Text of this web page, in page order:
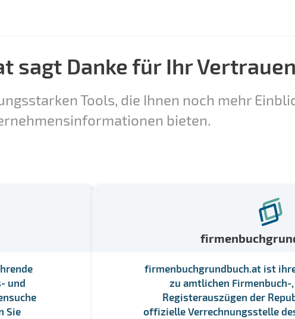
sagt Danke für Ihr
Tools, die Ihnen noch mehr
bieten.
und
Sie
firmenbuchgrundbuch.at ist
zu amtlichen Firmenbuch-
Registerauszügen der
offizielle Verrechnungsstelle